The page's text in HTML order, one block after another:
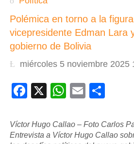
Polémica en torno a la figura
vicepresidente Edman Lara
gobierno de Bolivia
miércoles 5 noviembre 2025
Facebook
X WhatsApp
Email
Víctor Hugo Callao – Foto Carlos
Entrevista a Víctor Hugo Callao